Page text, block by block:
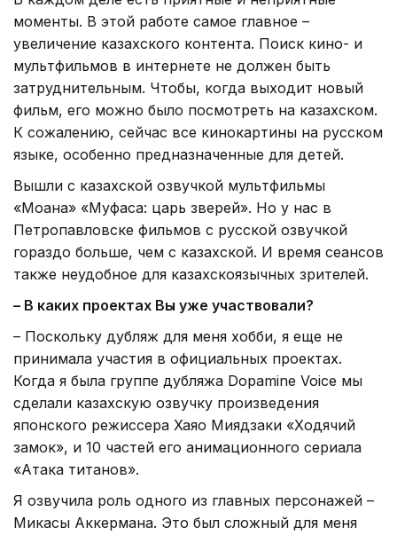
моменты. В этой работе самое главное –
увеличение казахского контента. Поиск кино- и
мультфильмов в интернете не должен быть
затруднительным. Чтобы, когда выходит новый
фильм, его можно было посмотреть на казахском.
К сожалению, сейчас все кинокартины на русском
языке, особенно предназначенные для детей.
Вышли с казахской озвучкой мультфильмы
«Моана» «Муфаса: царь зверей». Но у нас в
Петропавловске фильмов с русской озвучкой
гораздо больше, чем с казахской. И время сеансов
также неудобное для казахскоязычных зрителей.
– В каких проектах Вы уже участвовали?
– Поскольку дубляж для меня хобби, я еще не
принимала участия в официальных проектах.
Когда я была группе дубляжа Dopamine Voice мы
сделали казахскую озвучку произведения
японского режиссера Хаяо Миядзаки «Ходячий
замок», и 10 частей его анимационного сериала
«Атака титанов».
Я озвучила роль одного из главных персонажей –
Микасы Аккермана. Это был сложный для меня